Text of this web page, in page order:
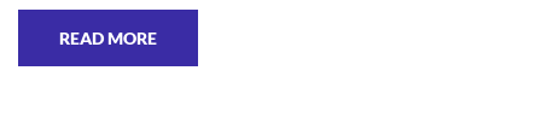
READ MORE